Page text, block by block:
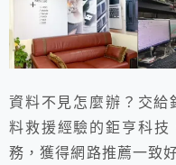
資料不見怎麼辦？交給
料救援經驗的鉅亨科技
務，獲得網路推薦一致